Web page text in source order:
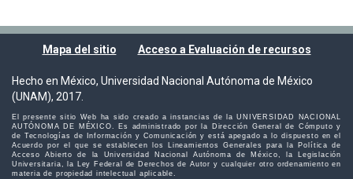
Mapa del sitio Acceso a Evaluación de recursos
Hecho en México, Universidad Nacional Autónoma de México
(UNAM), 2017.
El presente sitio Web ha sido creado a instancias de la UNIVERSIDAD NACIONAL
AUTÓNOMA DE MÉXICO. Es administrado por la Dirección General de Cómputo y
de Tecnologías de Información y Comunicación y está apegado a lo dispuesto en el
Acuerdo por el que se establecen los Lineamientos Generales para la Política de
Acceso Abierto de la Universidad Nacional Autónoma de México, la Legislación
Universitaria, la Ley Federal de Derechos de Autor y cualquier otro ordenamiento en
materia de propiedad intelectual aplicable.